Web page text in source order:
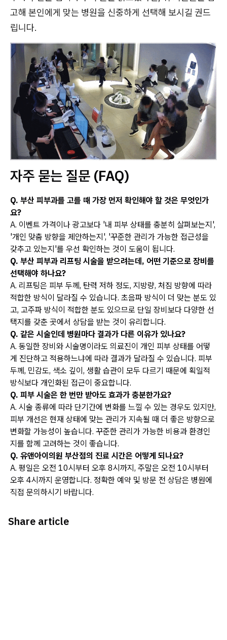
고해 본인에게 맞는 병원을 신중하게 선택해 보시길 권드
립니다.
자주 묻는 질문 (FAQ)
Q. 부산 피부과를 고를 때 가장 먼저 확인해야 할 것은 무엇인가
요?
A. 이벤트 가격이나 광고보다 '내 피부 상태를 충분히 살펴보는지',
'개인 맞춤 방향을 제안하는지', '꾸준한 관리가 가능한 접근성을
갖추고 있는지'를 우선 확인하는 것이 도움이 됩니다.
Q. 부산 피부과 리프팅 시술을 받으려는데, 어떤 기준으로 장비를
선택해야 하나요?
A. 리프팅은 피부 두께, 탄력 저하 정도, 지방량, 처짐 방향에 따라
적합한 방식이 달라질 수 있습니다. 초음파 방식이 더 맞는 분도 있
고, 고주파 방식이 적합한 분도 있으므로 단일 장비보다 다양한 선
택지를 갖춘 곳에서 상담을 받는 것이 유리합니다.
Q. 같은 시술인데 병원마다 결과가 다른 이유가 있나요?
A. 동일한 장비와 시술명이라도 의료진이 개인 피부 상태를 어떻
게 진단하고 적용하느냐에 따라 결과가 달라질 수 있습니다. 피부
두께, 민감도, 색소 깊이, 생활 습관이 모두 다르기 때문에 획일적
방식보다 개인화된 접근이 중요합니다.
Q. 피부 시술은 한 번만 받아도 효과가 충분한가요?
A. 시술 종류에 따라 단기간에 변화를 느낄 수 있는 경우도 있지만,
피부 개선은 현재 상태에 맞는 관리가 지속될 때 더 좋은 방향으로
변화할 가능성이 높습니다. 꾸준한 관리가 가능한 비용과 환경인
지를 함께 고려하는 것이 좋습니다.
Q. 유앤아이의원 부산점의 진료 시간은 어떻게 되나요?
A. 평일은 오전 10시부터 오후 8시까지, 주말은 오전 10시부터
오후 4시까지 운영합니다. 정확한 예약 및 방문 전 상담은 병원에
직접 문의하시기 바랍니다.
Share article